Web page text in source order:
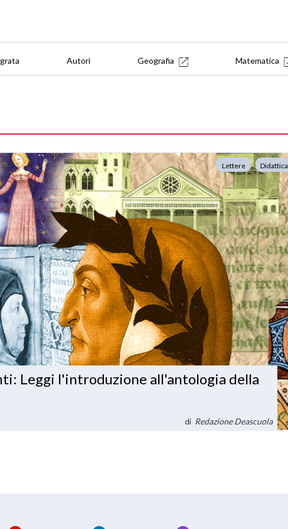
Autori Geografia Matematica
Lettere Didattica
Leggi l'introduzione all'antologia della
di Redazione Deascuola